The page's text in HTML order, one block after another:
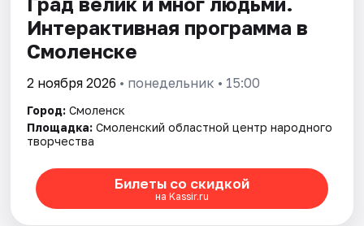
Интерактивная программа в
Смоленске
2 ноября 2026 • понедельник • 15:00
Город: Смоленск
Площадка: Смоленский областной центр народного
творчества
Билеты со скидкой
на Kassir.ru